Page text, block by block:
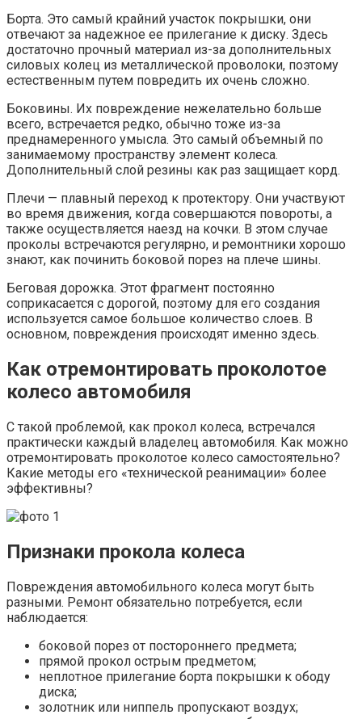
Борта. Это самый крайний участок покрышки, они
отвечают за надежное ее прилегание к диску. Здесь
достаточно прочный материал из-за дополнительных
силовых колец из металлической проволоки, поэтому
естественным путем повредить их очень сложно.
Боковины. Их повреждение нежелательно больше
всего, встречается редко, обычно тоже из-за
преднамеренного умысла. Это самый объемный по
занимаемому пространству элемент колеса.
Дополнительный слой резины как раз защищает корд.
Плечи — плавный переход к протектору. Они участвуют
во время движения, когда совершаются повороты, а
также осуществляется наезд на кочки. В этом случае
проколы встречаются регулярно, и ремонтники хорошо
знают, как починить боковой порез на плече шины.
Беговая дорожка. Этот фрагмент постоянно
соприкасается с дорогой, поэтому для его создания
используется самое большое количество слоев. В
основном, повреждения происходят именно здесь.
Как отремонтировать проколотое
колесо автомобиля
С такой проблемой, как прокол колеса, встречался
практически каждый владелец автомобиля. Как можно
отремонтировать проколотое колесо самостоятельно?
Какие методы его «технической реанимации» более
эффективны?
Признаки прокола колеса
Повреждения автомобильного колеса могут быть
разными. Ремонт обязательно потребуется, если
наблюдается:
боковой порез от постороннего предмета;
прямой прокол острым предметом;
неплотное прилегание борта покрышки к ободу
диска;
золотник или ниппель пропускают воздух;